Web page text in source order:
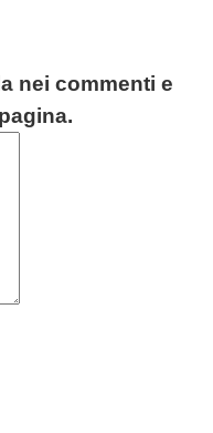
nei commenti e